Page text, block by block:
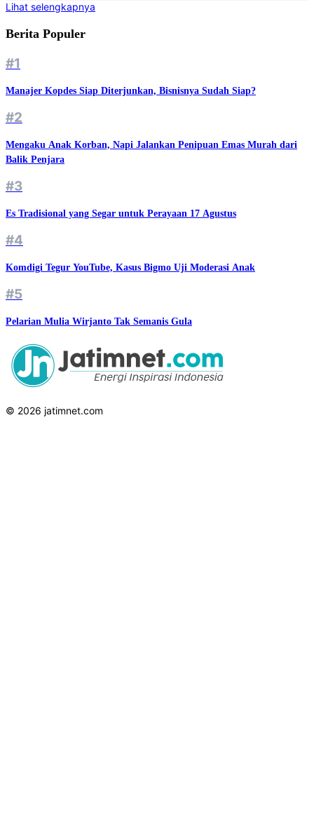
Lihat selengkapnya
Berita Populer
#1
Manajer Kopdes Siap Diterjunkan, Bisnisnya Sudah Siap?
#2
Mengaku Anak Korban, Napi Jalankan Penipuan Emas Murah dari
Balik Penjara
#3
Es Tradisional yang Segar untuk Perayaan 17 Agustus
#4
Komdigi Tegur YouTube, Kasus Bigmo Uji Moderasi Anak
#5
Pelarian Mulia Wirjanto Tak Semanis Gula
© 2026 jatimnet.com